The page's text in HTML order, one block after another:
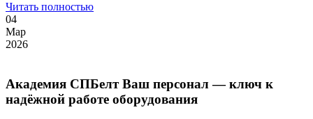
Читать полностью
04
Мар
2026
Академия СПБелт Ваш персонал — ключ к
надёжной работе оборудования